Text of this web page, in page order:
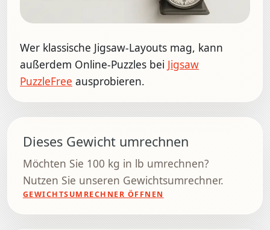
Wer klassische Jigsaw-Layouts mag, kann
außerdem Online-Puzzles bei Jigsaw
PuzzleFree ausprobieren.
Dieses Gewicht umrechnen
Möchten Sie 100 kg in lb umrechnen?
Nutzen Sie unseren Gewichtsumrechner.
GEWICHTSUMRECHNER ÖFFNEN